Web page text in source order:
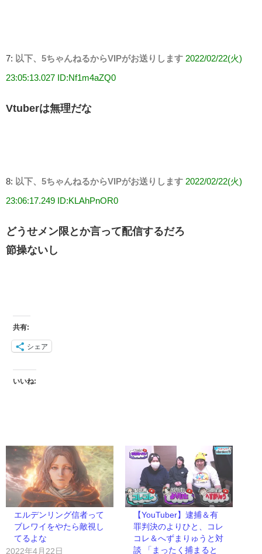
7: 以下、5ちゃんねるからVIPがお送りします 2022/02/22(火)
23:05:13.027 ID:Nf1m4aZQ0
Vtuberは無理だな
8: 以下、5ちゃんねるからVIPがお送りします 2022/02/22(火)
23:06:17.249 ID:KLAhPnOR0
どうせメン限とか言って配信するだろ
節操ないし
共有:
シェア
いいね:
エルデンリング信者って
ブレワイをやたら敵視し
てるよな
2022年4月22日
【YouTuber】逮捕＆有
罪判決のよりひと、コレ
コレ＆へずまりゅうと対
談 「まったく捕まると